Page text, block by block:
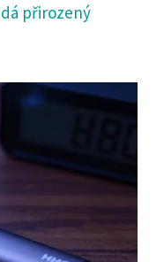
přirozený